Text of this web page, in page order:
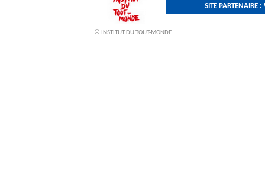
© INSTITUT DU TOUT-MONDE
SITE PARTENAIRE